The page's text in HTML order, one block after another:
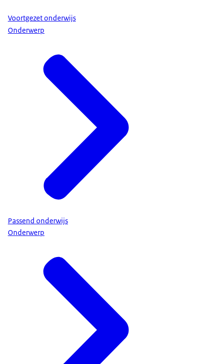
Voortgezet onderwijs
Onderwerp
Passend onderwijs
Onderwerp